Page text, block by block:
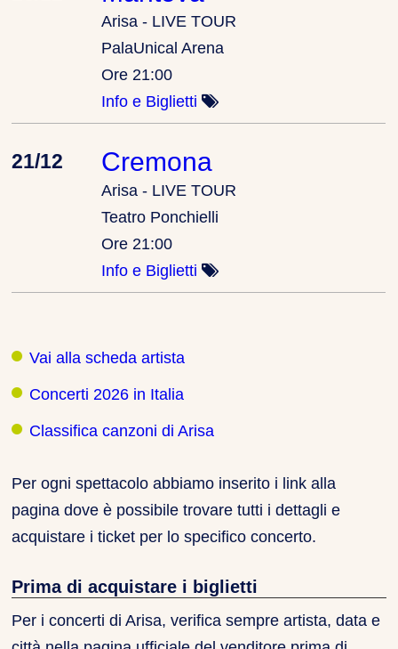
Arisa - LIVE TOUR
PalaUnical Arena
Ore 21:00
Info e Biglietti
21/12 Cremona
Arisa - LIVE TOUR
Teatro Ponchielli
Ore 21:00
Info e Biglietti
Vai alla scheda artista
Concerti 2026 in Italia
Classifica canzoni di Arisa
Per ogni spettacolo abbiamo inserito i link alla
pagina dove è possibile trovare tutti i dettagli e
acquistare i ticket per lo specifico concerto.
Prima di acquistare i biglietti
Per i concerti di Arisa, verifica sempre artista, data e